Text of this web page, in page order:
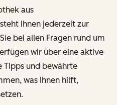
aus
Ihnen jederzeit zur
bei allen Fragen rund um
wir über eine aktive
Tipps und bewährte
was Ihnen hilft,